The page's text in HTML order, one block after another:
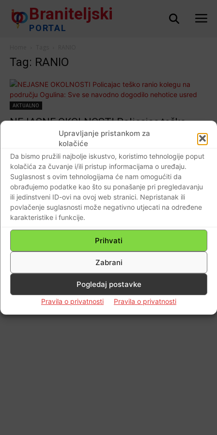
Upravljanje pristankom za
kolačiće
Da bismo pružili najbolje iskustvo, koristimo tehnologije poput
kolačića za čuvanje i/ili pristup informacijama o uređaju.
Suglasnost s ovim tehnologijama će nam omogućiti da
obrađujemo podatke kao što su ponašanje pri pregledavanju
ili jedinstveni ID-ovi na ovoj web stranici. Nepristanak ili
povlačenje suglasnosti može negativno utjecati na određene
karakteristike i funkcije.
Prihvati
Zabrani
Pogledaj postavke
Pravila o privatnosti Pravila o privatnosti
Braniteljski
PORTAL
Tag: RANIO
AKTUALNO
NEJASNE OKOLNOSTI Policajac teško
ranio kolegu na području Ogulina: Sve se
navodno dogodilo nehotice usred zadatka
Braniteljski portal - 19.09.2020 0
Impressum Kontaktirajte nas Pravila o privatnosti